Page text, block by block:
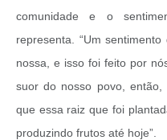
comunidade e o
representa. “Um
nossa, e isso foi feito por
suor do nosso povo,
que essa raiz que foi
produzindo frutos até hoje”.